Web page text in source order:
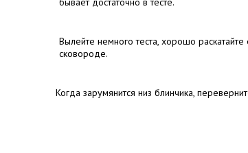
Вылейте немного теста, хорошо раскатайте
сковороде.
Когда зарумянится низ блинчика,